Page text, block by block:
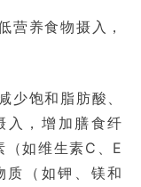
营养食物摄入，
少饱和脂肪酸、
入，增加膳食纤
如维生素C、E
（如钾、镁和